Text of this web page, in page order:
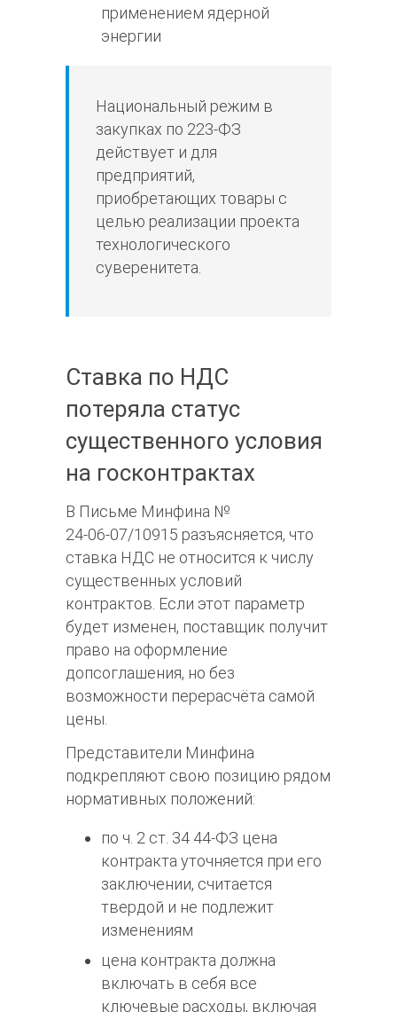
применением ядерной
энергии
Национальный режим в
закупках по 223-ФЗ
действует и для
предприятий,
приобретающих товары с
целью реализации проекта
технологического
суверенитета.
Ставка по НДС
потеряла статус
существенного условия
на госконтрактах
В Письме Минфина №
24‑06‑07/10915 разъясняется, что
ставка НДС не относится к числу
существенных условий
контрактов. Если этот параметр
будет изменен, поставщик получит
право на оформление
допсоглашения, но без
возможности перерасчёта самой
цены.
Представители Минфина
подкрепляют свою позицию рядом
нормативных положений:
по ч. 2 ст. 34 44-ФЗ цена
контракта уточняется при его
заключении, считается
твердой и не подлежит
изменениям
цена контракта должна
включать в себя все
ключевые расходы, включая